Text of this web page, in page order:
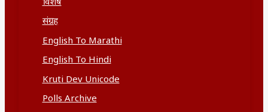
विशेष
संग्रह
English To Marathi
English To Hindi
Kruti Dev Unicode
Polls Archive